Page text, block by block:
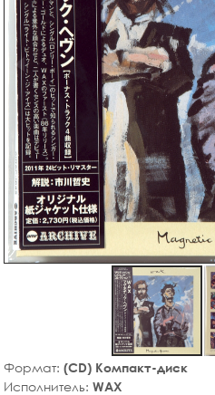
Формат: (CD) Компакт-диск
Исполнитель: WAX